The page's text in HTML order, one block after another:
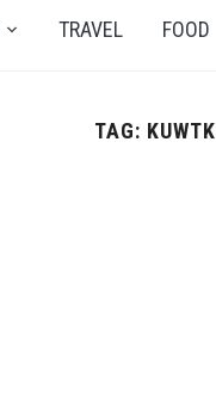
TRAVEL FOOD
TAG: KUWTK